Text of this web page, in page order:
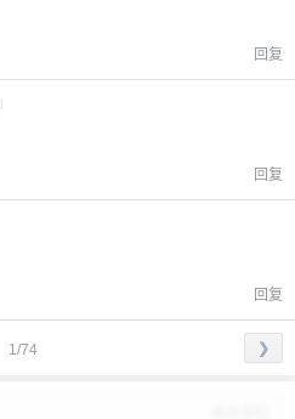
回复
回复
回复
1/74 ❯